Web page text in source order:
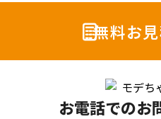
無料お
お電話でのお